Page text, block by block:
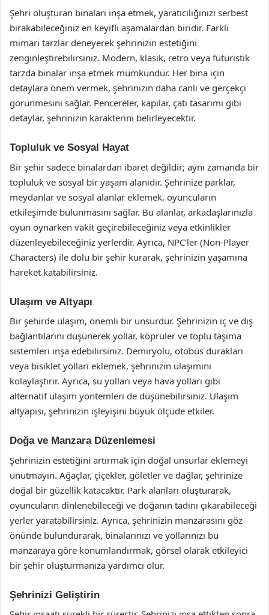
Şehri oluşturan binaları inşa etmek, yaratıcılığınızı serbest
bırakabileceğiniz en keyifli aşamalardan biridir. Farklı
mimari tarzlar deneyerek şehrinizin estetiğini
zenginleştirebilirsiniz. Modern, klasik, retro veya fütüristik
tarzda binalar inşa etmek mümkündür. Her bina için
detaylara önem vermek, şehrinizin daha canlı ve gerçekçi
görünmesini sağlar. Pencereler, kapılar, çatı tasarımı gibi
detaylar, şehrinizin karakterini belirleyecektir.
Topluluk ve Sosyal Hayat
Bir şehir sadece binalardan ibaret değildir; aynı zamanda bir
topluluk ve sosyal bir yaşam alanıdır. Şehrinize parklar,
meydanlar ve sosyal alanlar eklemek, oyuncuların
etkileşimde bulunmasını sağlar. Bu alanlar, arkadaşlarınızla
oyun oynarken vakit geçirebileceğiniz veya etkinlikler
düzenleyebileceğiniz yerlerdir. Ayrıca, NPC’ler (Non-Player
Characters) ile dolu bir şehir kurarak, şehrinizin yaşamına
hareket katabilirsiniz.
Ulaşım ve Altyapı
Bir şehirde ulaşım, önemli bir unsurdur. Şehrinizin iç ve dış
bağlantılarını düşünerek yollar, köprüler ve toplu taşıma
sistemleri inşa edebilirsiniz. Demiryolu, otobüs durakları
veya bisiklet yolları eklemek, şehrinizin ulaşımını
kolaylaştırır. Ayrıca, su yolları veya hava yolları gibi
alternatif ulaşım yöntemleri de düşünebilirsiniz. Ulaşım
altyapısı, şehrinizin işleyişini büyük ölçüde etkiler.
Doğa ve Manzara Düzenlemesi
Şehrinizin estetiğini artırmak için doğal unsurlar eklemeyi
unutmayın. Ağaçlar, çiçekler, göletler ve dağlar, şehrinize
doğal bir güzellik katacaktır. Park alanları oluşturarak,
oyuncuların dinlenebileceği ve doğanın tadını çıkarabileceği
yerler yaratabilirsiniz. Ayrıca, şehrinizin manzarasını göz
önünde bulundurarak, binalarınızı ve yollarınızı bu
manzaraya göre konumlandırmak, görsel olarak etkileyici
bir şehir oluşturmanıza yardımcı olur.
Şehrinizi Geliştirin